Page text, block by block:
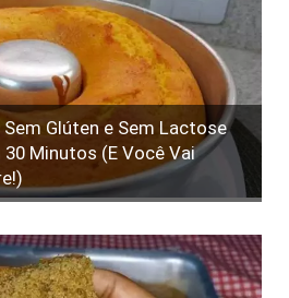
Glúten e Sem Lactose
Minutos (E Você Vai